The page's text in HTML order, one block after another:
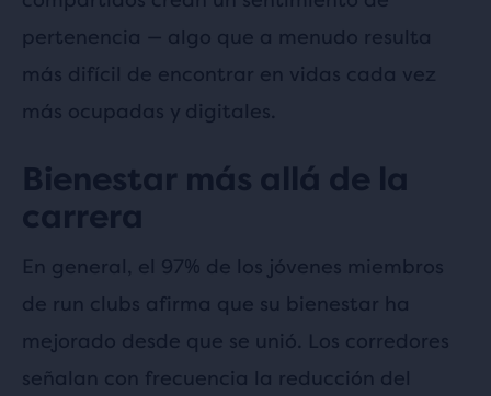
pertenencia — algo que a menudo resulta
más difícil de encontrar en vidas cada vez
más ocupadas y digitales.
Bienestar más allá de la
carrera
En general, el 97% de los jóvenes miembros
de run clubs afirma que su bienestar ha
mejorado desde que se unió. Los corredores
señalan con frecuencia la reducción del